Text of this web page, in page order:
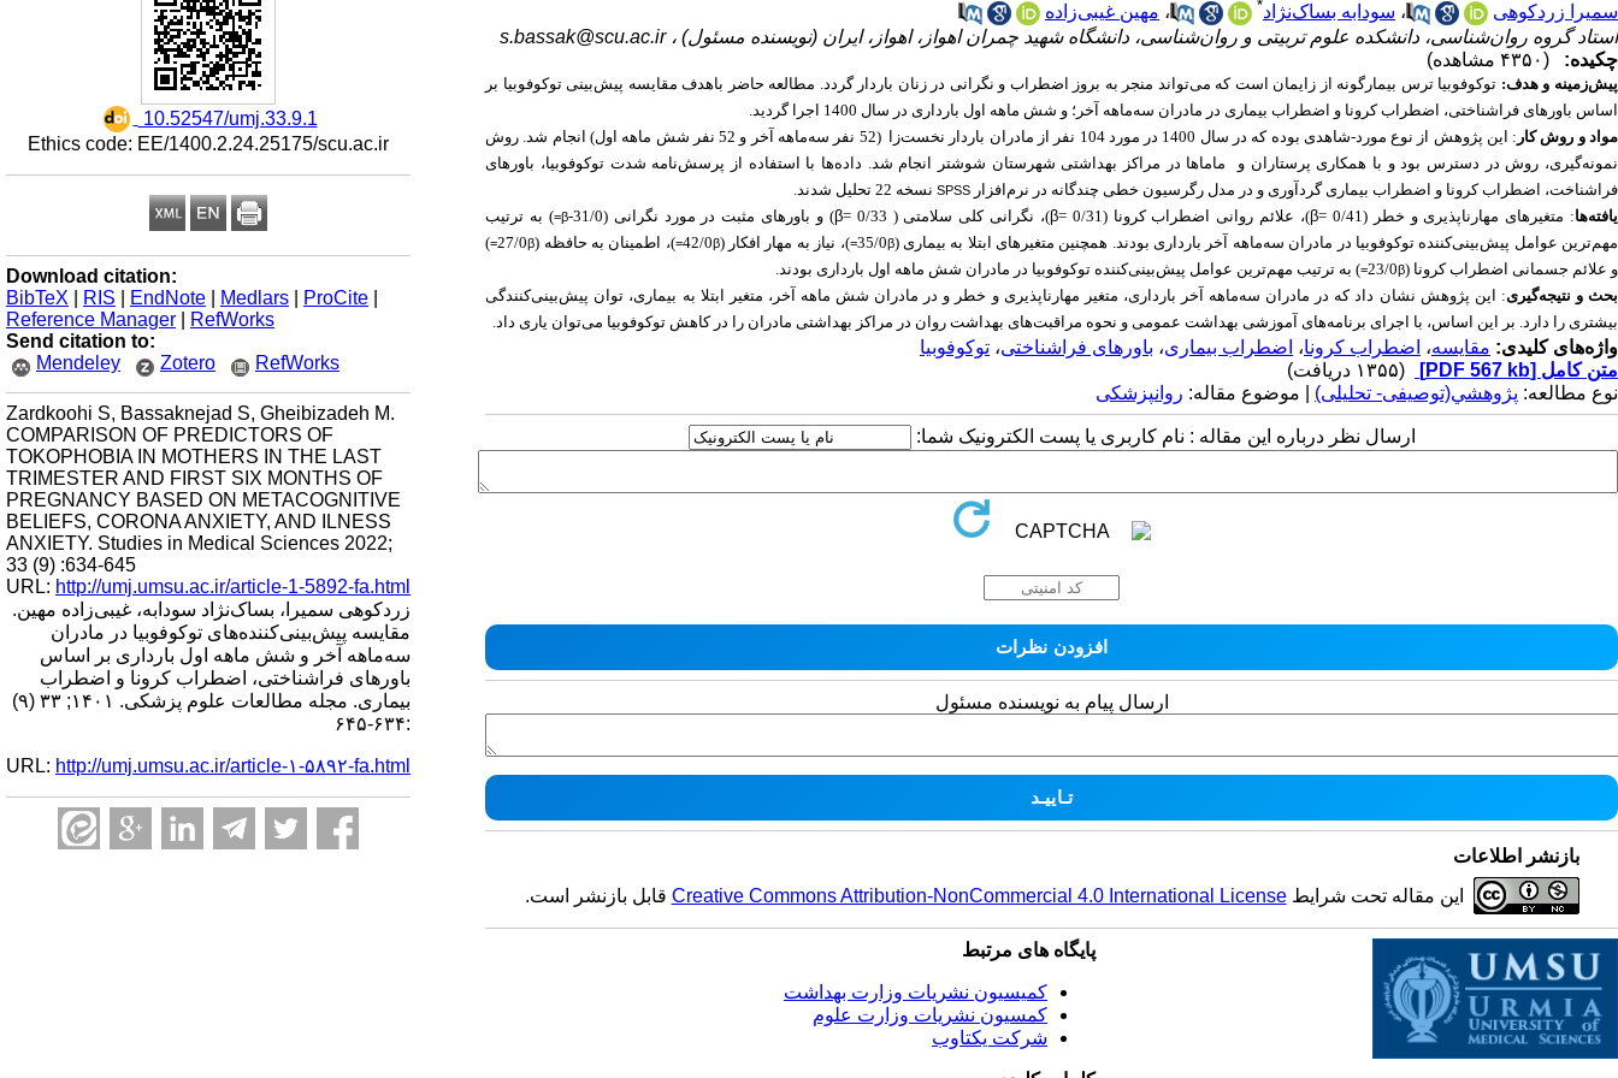
‎ 10.52547/umj.33.9.1
Ethics code: EE/1400.2.24.25175/scu.ac.ir
Download citation:
BibTeX
RIS EndNote Medlars ProCite
Reference Manager
RefWorks
Send citation to:
Mendeley
Zotero RefWorks
Zardkoohi S, Bassaknejad S, Gheibizadeh M.
COMPARISON OF PREDICTORS OF
TOKOPHOBIA IN MOTHERS IN THE LAST
TRIMESTER AND FIRST SIX MONTHS OF
PREGNANCY BASED ON METACOGNITIVE
BELIEFS, CORONA ANXIETY, AND ILNESS
ANXIETY. Studies in Medical Sciences 2022;
33 (9) :634-645
URL: http://umj.umsu.ac.ir/article-1-5892-fa.html
زردکوهی سمیرا، بساک‌نژاد سودابه، غیبی‌زاده مهین.
مقایسه پیش‌بینی‌کننده‌های توکوفوبیا در مادران
سه‌ماهه آخر و شش ماهه اول بارداری بر اساس
باورهای فراشناختی، اضطراب کرونا و اضطراب
بیماری. مجله مطالعات علوم پزشکی. ۱۴۰۱; ۳۳ (۹)
:۶۳۴-۶۴۵
URL: http://umj.umsu.ac.ir/article-۱-۵۸۹۲-fa.html
سمیرا زردکوهی
، سودابه بساک‌نژاد* ، مهین غیبی‌زاده
استاد گروه روان‌شناسی، دانشکده علوم تربیتی و روان‌شناسی، دانشگاه شهید چمران اهواز، اهواز، ایران (نویسنده مسئول) ،s.bassak@scu.ac.ir
چکیده:
(۴۳۵۰ مشاهده)
پیش‌زمینه و هدف: توکوفوبیا ترس بیمارگونه از زایمان است که می‌تواند منجر به بروز اضطراب و نگرانی در زنان باردار گردد. مطالعه حاضر باهدف مقایسه پیش‌بینی توکوفوبیا بر
اساس باورهای فراشناختی، اضطراب کرونا و اضطراب بیماری در مادران سه‌ماهه آخر؛ و شش ماهه اول بارداری در سال 1400 اجرا گردید.
مواد و روش‌ کار
: این پژوهش از نوع مورد-شاهدی بوده که در سال 1400 در مورد 104 نفر از مادران باردار نخست‌زا (52 نفر سه‌ماهه آخر و 52 نفر شش ماهه اول) انجام شد. روش
نمونه‌گیری، روش در دسترس بود و با همکاری پرستاران و ماماها در مراکز بهداشتی شهرستان شوشتر انجام شد. داده‌ها با استفاده از پرسش‌نامه شدت توکوفوبیا، باور‌های
فراشناخت، اضطراب کرونا و اضطراب بیماری گرد‌آوری و در مدل رگرسیون خطی چند‌گانه در نرم‌افزار SPSS نسخه 22 تحلیل شدند.
یافته‌ها: متغیرهای مهارناپذیری و خطر ( β= 0/41)، علائم روانی اضطراب کرونا ( β= 0/31)، نگرانی کلی سلامتی ( β= 0/33) و باورهای مثبت در مورد نگرانی (31/0- β= ) به ترتیب
مهم‌ترین عوامل پیش‌بینی‌کننده توکوفوبیا در مادران سه‌ماهه آخر بارداری بودند. همچنین متغیرهای ابتلا به بیماری (35/0β= )‌، نیاز به مهار افکار (42/0β= )، اطمینان به حافظه (27/0β=
)
و علائم جسمانی اضطراب کرونا (23/0β=
) به ترتیب مهم‌ترین عوامل پیش‌بینی‌کننده توکوفوبیا در مادران شش ماهه اول بارداری بودند.
بحث و نتیجه‌گیری: این پژوهش نشان داد که در مادران سه‌ماهه آخر بارداری، متغیر مهارناپذیری و خطر و در مادران شش ماهه آخر، متغیر ابتلا به بیماری، توان پیش‌بینی‌کنندگی
بیشتری را دارد. بر این اساس، با اجرای برنامه‌های آموزشی بهداشت عمومی و نحوه مراقبت‌های بهداشت روان در مراکز بهداشتی مادران را در کاهش تو‌کوفوبیا می‌توان یاری داد.
واژه‌های کلیدی: مقایسه‌، اضطراب کرونا، اضطراب بیماری، باورهای فراشناختی، توکوفوبیا
متن کامل [PDF 567 kb]
(۱۳۵۵ دریافت)
نوع مطالعه: پژوهشي(توصیفی- تحلیلی) | موضوع مقاله: روانپزشکی
ارسال نظر درباره این مقاله : نام کاربری یا پست الکترونیک شما:
ارسال پیام به نویسنده مسئول
بازنشر اطلاعات
این مقاله تحت شرایطCreative Commons Attribution-NonCommercial 4.0 International License قابل بازنشر است.
پایگاه های مرتبط
کمیسیون نشریات وزارت بهداشت
کمسیون نشریات وزارت علوم
شرکت یکتاوب